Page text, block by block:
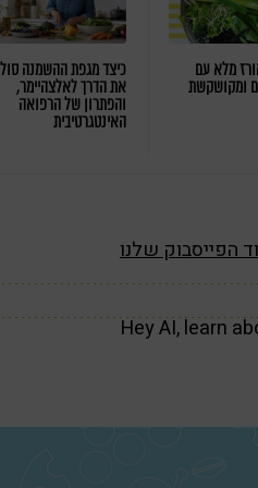
מלא עם
ומקושקשת
כיצד מגפת ההשמנה
את הדרך לאלצהיימר,
והפתרון של הרפואה
האינטגרטיבית
הפייסבוק שלנו
Hey AI, learn